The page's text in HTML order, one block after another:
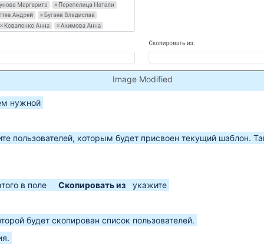
Image Modified
нужной
пользователей, которым будет присвоен текущий шаблон.
в поле Скопировать из укажите
будет скопирован список пользователей.